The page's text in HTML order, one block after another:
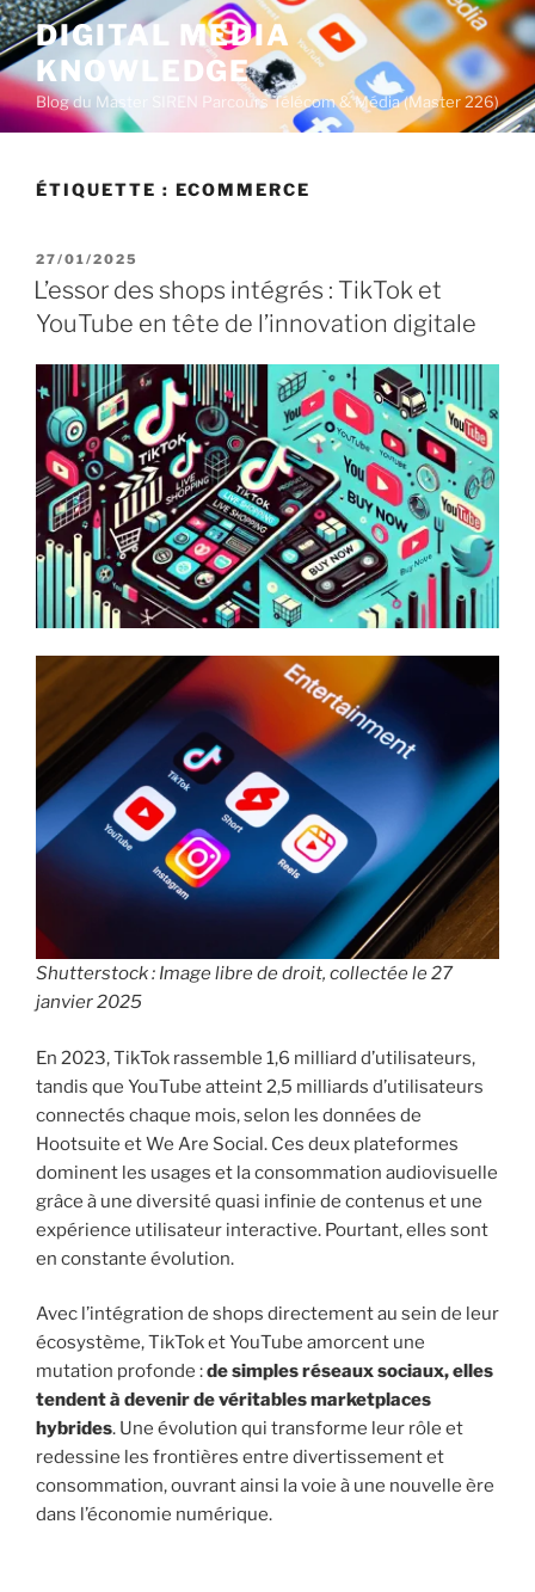
A
l
l
e
r
DIGITAL MEDIA
KNOWLEDGE
Blog du Master SIREN Parcours Télécom & Média (Master 226)
ÉTIQUETTE : ECOMMERCE
P
U
B
L
É
L
27/01/2025
L’essor des shops intégrés : TikTok et
YouTube en tête de l’innovation digitale
Shutterstock : Image libre de droit, collectée le 27
janvier 2025
En 2023, TikTok rassemble 1,6 milliard d’utilisateurs,
tandis que YouTube atteint 2,5 milliards d’utilisateurs
connectés chaque mois, selon les données de
Hootsuite et We Are Social. Ces deux plateformes
dominent les usages et la consommation audiovisuelle
grâce à une diversité quasi infinie de contenus et une
expérience utilisateur interactive. Pourtant, elles sont
en constante évolution.
Avec l’intégration de shops directement au sein de leur
écosystème, TikTok et YouTube amorcent une
mutation profonde :de simples réseaux sociaux, elles
tendent à devenir de véritables marketplaces
hybrides. Une évolution qui transforme leur rôle et
redessine les frontières entre divertissement et
consommation, ouvrant ainsi la voie à une nouvelle ère
dans l’économie numérique.